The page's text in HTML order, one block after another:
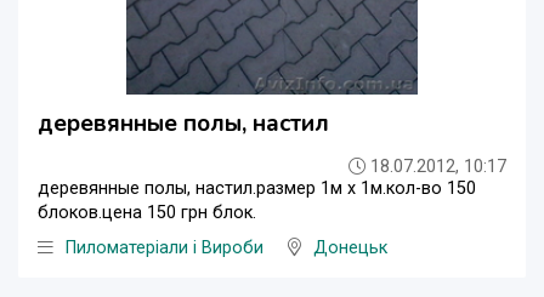
деревянные полы, настил
18.07.2012, 10:17
деревянные полы, настил.размер 1м х 1м.кол-во 150
блоков.цена 150 грн блок.
Пиломатеріали і Вироби
Донецьк